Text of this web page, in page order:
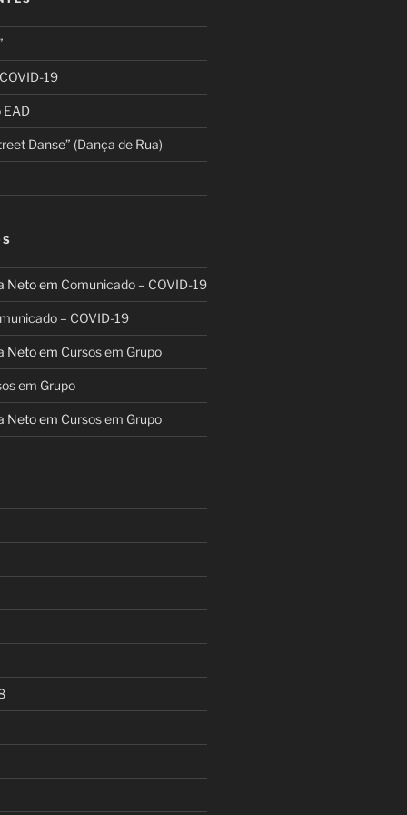
19
EAD
Danse” (Dança de Rua)
Netoem Comunicado – COVID-19
– COVID-19
Netoem Cursos em Grupo
em Grupo
Netoem Cursos em Grupo